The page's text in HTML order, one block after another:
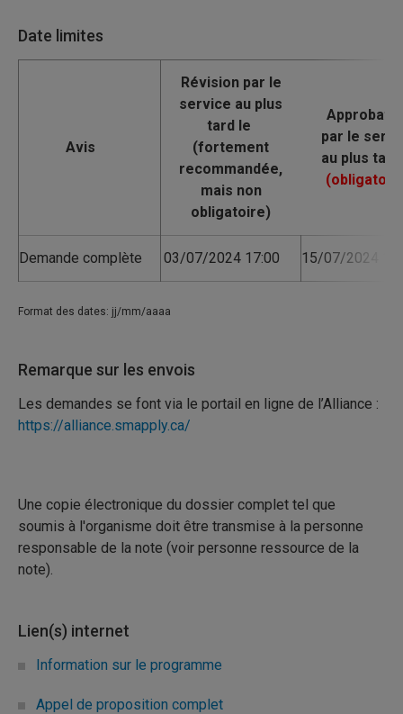
Date limites
Avis
Demande complète 03/07/2024 17:00 15/07/2024
Format des dates: jj/mm/aaaa
Remarque sur les envois
Les demandes se font via le portail en ligne de l’Alliance :
https://alliance.smapply.ca/
Une copie électronique du dossier complet tel que
soumis à l'organisme doit être transmise à la personne
responsable de la note (voir personne ressource de la
note).
Lien(s) internet
Information sur le programme
Appel de proposition complet